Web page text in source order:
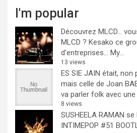
I'm popular
Découvrez MLCD…
MLCD ? Kesako ce
d’entreprises… My...
13 views
ES SIE JAIN était, non
mais celle de Joan
va parler folk avec une
8 views
SUSHEELA RAMAN
INTIMEPOP #51